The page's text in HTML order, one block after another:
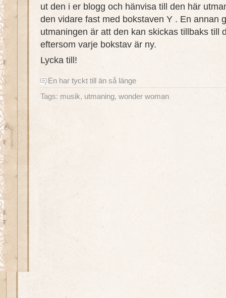
ut den i er blogg och hänvisa till den här
den vidare fast med bokstaven Y . En annan
utmaningen är att den kan skickas tillbaks till
eftersom varje bokstav är ny.
Lycka till!
En har tyckt till än så länge
Tags: musik, utmaning, wonder woman